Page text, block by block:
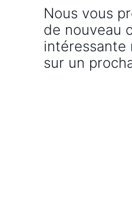
Nous vous
de nouveau
intéressante
sur un